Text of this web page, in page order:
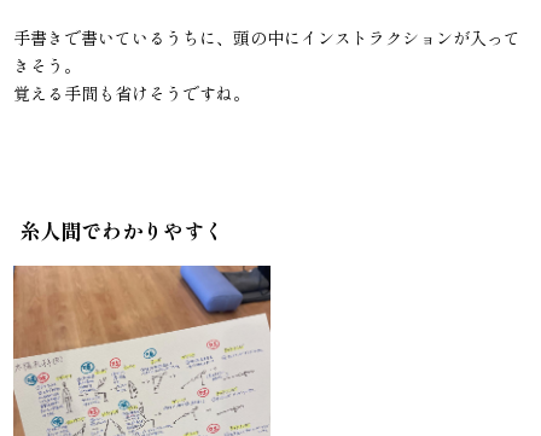
手書きで書いているうちに、頭の中にインストラクションが入って
きそう。
覚える手間も省けそうですね。
糸人間でわかりやすく